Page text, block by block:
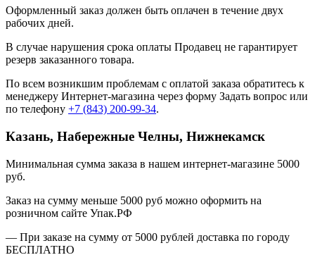
Оформленный заказ должен быть оплачен в течение двух
рабочих дней.
В случае нарушения срока оплаты Продавец не гарантирует
резерв заказанного товара.
По всем возникшим проблемам с оплатой заказа обратитесь к
менеджеру Интернет-магазина через форму Задать вопрос или
по телефону +7 (843) 200-99-34.
Казань, Набережные Челны, Нижнекамск
Минимальная сумма заказа в нашем интернет-магазине 5000
руб.
Заказ на сумму меньше 5000 руб можно оформить на
розничном сайте Упак.РФ
— При заказе на сумму от 5000 рублей доставка по городу
БЕСПЛАТНО